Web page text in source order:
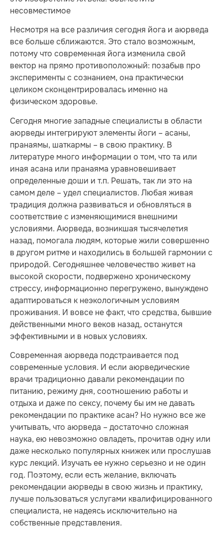
несовместимое
Несмотря на все различия сегодня йога и аюрведа
все больше сближаются. Это стало возможным,
потому что современная йога изменила свой
вектор на прямо противоположный: позабыв про
эксперименты с сознанием, она практически
целиком сконцентрировалась именно на
физическом здоровье.
Сегодня многие западные специалисты в области
аюрведы интегрируют элементы йоги – асаны,
пранаямы, шаткармы – в свою практику. В
литературе много информации о том, что та или
иная асана или пранаяма уравновешивает
определенные доши и т.п. Решать, так ли это на
самом деле – удел специалистов. Любая живая
традиция должна развиваться и обновляться в
соответствие с изменяющимися внешними
условиями. Аюрведа, возникшая тысячелетия
назад, помогала людям, которые жили совершенно
в другом ритме и находились в большей гармонии с
природой. Сегодняшнее человечество живет на
высокой скорости, подвержено хроническому
стрессу, информационно перегружено, вынуждено
адаптироваться к неэкологичным условиям
проживания. И вовсе не факт, что средства, бывшие
действенными много веков назад, останутся
эффективными и в новых условиях.
Современная аюрведа подстраивается под
современные условия. И если аюрведические
врачи традиционно давали рекомендации по
питанию, режиму дня, соотношению работы и
отдыха и даже по сексу, почему бы им не давать
рекомендации по практике асан? Но нужно все же
учитывать, что аюрведа – достаточно сложная
наука, ею невозможно овладеть, прочитав одну или
даже несколько популярных книжек или прослушав
курс лекций. Изучать ее нужно серьезно и не один
год. Поэтому, если есть желание, включать
рекомендации аюрведы в свою жизнь и практику,
лучше пользоваться услугами квалифицированного
специалиста, не надеясь исключительно на
собственные представления.